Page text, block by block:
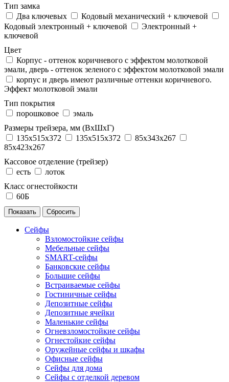
Тип замка
Два ключевых
Кодовый механический + ключевой
Кодовый электронный + ключевой
Электронный +
ключевой
Цвет
Корпус - оттенок коричневого с эффектом молотковой
эмали, дверь - оттенок зеленого с эффектом молотковой эмали
корпус и дверь имеют различные оттенки коричневого.
Эффект молотковой эмали
Тип покрытия
порошковое
эмаль
Размеры трейзера, мм (ВхШхГ)
135x515x372
135х515х372
85x343x267
85x423x267
Кассовое отделение (трейзер)
есть
лоток
Класс огнестойкости
60Б
Сейфы
Взломостойкие сейфы
Мебельные сейфы
SMART-сейфы
Банковские сейфы
Большие сейфы
Встраиваемые сейфы
Гостиничные сейфы
Депозитные сейфы
Депозитные ячейки
Маленькие сейфы
Огневзломостойкие сейфы
Огнестойкие сейфы
Оружейные сейфы и шкафы
Офисные сейфы
Сейфы для дома
Сейфы с отделкой деревом